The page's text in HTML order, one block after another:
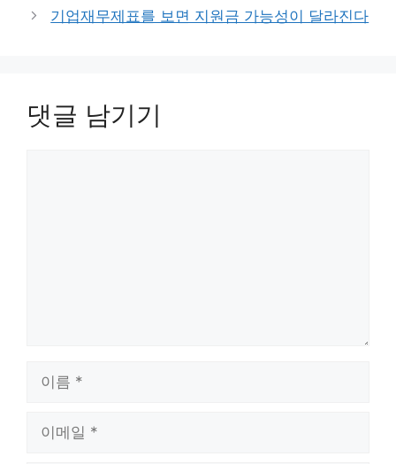
기업재무제표를 보면 지원금 가능성이 달라진다
댓글 남기기